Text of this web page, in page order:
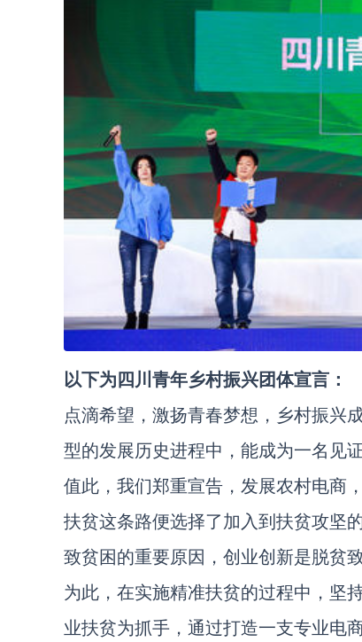
以下为四川青年乡村振兴团体宣言：
点滴希望，激扬青春梦想，乡村振兴
型的发展历史进程中，能成为一名见
值此，我们郑重宣告，发展农村电商
扶贫这条路便选择了加入到扶贫攻坚
致贫困的重要原因，创业创新是脱贫
为此，在实施精准扶贫的过程中，坚
业扶贫为抓手，通过打造一支专业电